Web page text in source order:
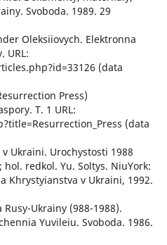
Svoboda. 1989. 29
Oleksiiovych. Elektronna
URL:
(data
Press)
T. 1 URL:
(data
Ukraini. Urochystosti 1988
redkol. Yu. Soltys. NiuYork:
Khrystyianstva v Ukraini, 1992.
Ukrainy (988-1988).
Yuvileiu. Svoboda. 1986.